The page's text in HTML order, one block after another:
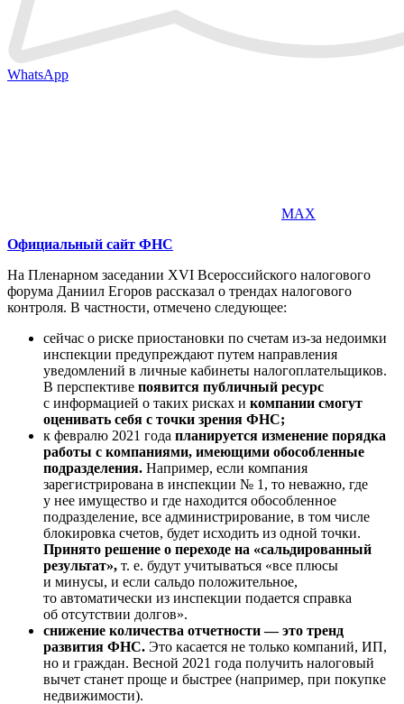
WhatsApp
MAX
Официальный сайт ФНС
На Пленарном заседании XVI Всероссийского налогового
форума Даниил Егоров рассказал о трендах налогового
контроля. В частности, отмечено следующее:
сейчас о риске приостановки по счетам из-за недоимки
инспекции предупреждают путем направления
уведомлений в личные кабинеты налогоплательщиков.
В перспективе появится публичный ресурс
с информацией о таких рисках и компании смогут
оценивать себя с точки зрения ФНС;
к февралю 2021 года планируется изменение порядка
работы с компаниями, имеющими обособленные
подразделения. Например, если компания
зарегистрирована в инспекции № 1, то неважно, где
у нее имущество и где находится обособленное
подразделение, все администрирование, в том числе
блокировка счетов, будет исходить из одной точки.
Принято решение о переходе на «сальдированный
результат», т. е. будут учитываться «все плюсы
и минусы, и если сальдо положительное,
то автоматически из инспекции подается справка
об отсутствии долгов».
снижение количества отчетности — это тренд
развития ФНС. Это касается не только компаний, ИП,
но и граждан. Весной 2021 года получить налоговый
вычет станет проще и быстрее (например, при покупке
недвижимости).